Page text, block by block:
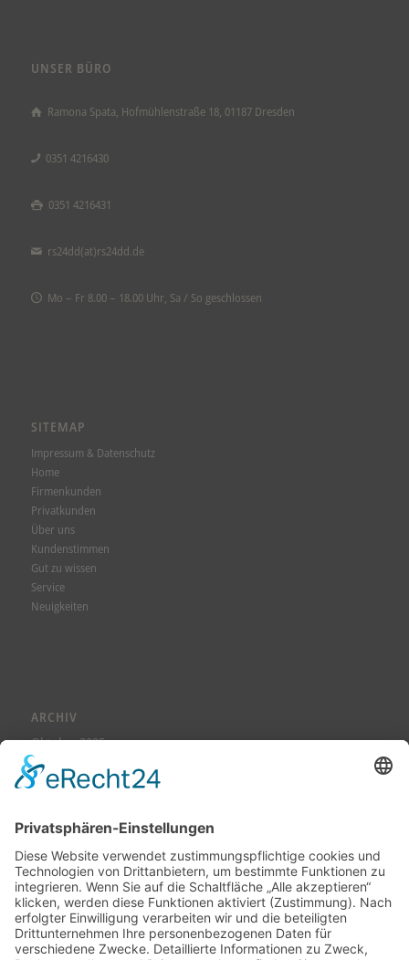
UNSER BÜRO
Ramona Spata, Hofmühlenstraße 18, 01187 Dresden
0351 4216430
0351 4216431
rs24dd(at)rs24dd.de
Mo – Fr 8.00 – 18.00 Uhr, Sa / So geschlossen
SITEMAP
Impressum & Datenschutz
Home
Firmenkunden
Privatkunden
Über uns
Kundenstimmen
Gut zu wissen
Service
Neuigkeiten
ARCHIV
Oktober 2025
August 2025
Juli 2025
Mai 2025
April 2025
März 2025
Februar 2025
Dezember 2024